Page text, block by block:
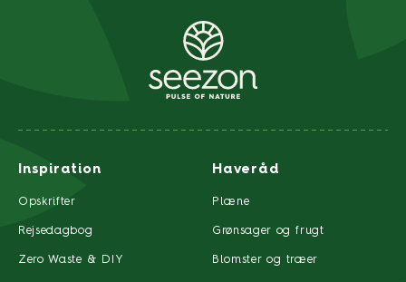
Inspiration
Opskrifter
Rejsedagbog
Zero Waste & DIY
Haveråd
Plæne
Grønsager og frugt
Blomster og træer